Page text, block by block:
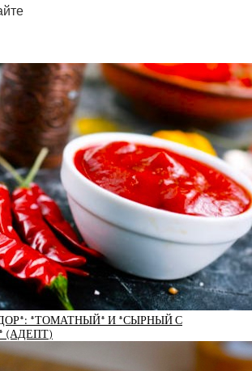
*ТОМАТНЫЙ* И *СЫРНЫЙ С
(АДЕПТ)